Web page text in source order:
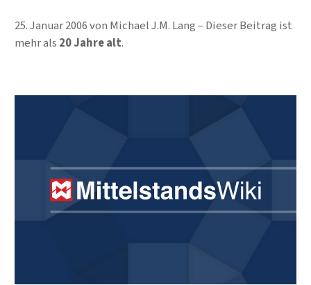
25. Januar 2006von Michael J.M. Lang
Dieser Beitrag ist
mehr als 20 Jahre alt.